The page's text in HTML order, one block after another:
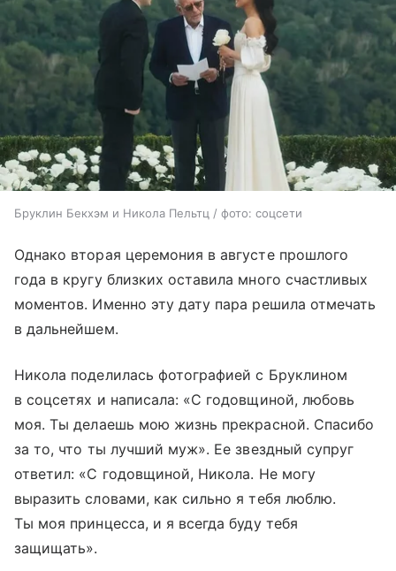
Бруклин Бекхэм и Никола Пельтц / фото: соцсети
Однако вторая церемония в августе прошлого
года в кругу близких оставила много счастливых
моментов. Именно эту дату пара решила отмечать
в дальнейшем.
Никола поделилась фотографией с Бруклином
в соцсетях и написала: «С годовщиной, любовь
моя. Ты делаешь мою жизнь прекрасной. Спасибо
за то, что ты лучший муж». Ее звездный супруг
ответил: «С годовщиной, Никола. Не могу
выразить словами, как сильно я тебя люблю.
Ты моя принцесса, и я всегда буду тебя
защищать».